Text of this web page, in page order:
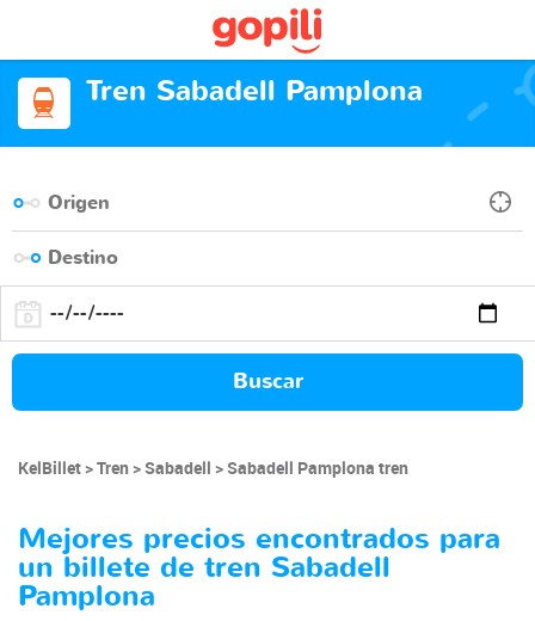
Tren Sabadell Pamplona
Buscar
KelBillet Tren Sabadell Sabadell Pamplona tren
Mejores precios encontrados para
un billete de tren Sabadell
Pamplona